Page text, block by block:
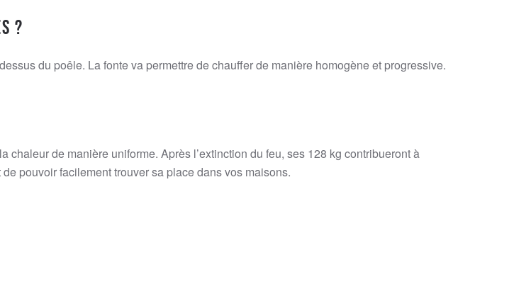
?
du poêle. La fonte va permettre de chauffer de manière homogène et progressive.
chaleur de manière uniforme. Après l’extinction du feu, ses 128 kg contribueront à
pouvoir facilement trouver sa place dans vos maisons.